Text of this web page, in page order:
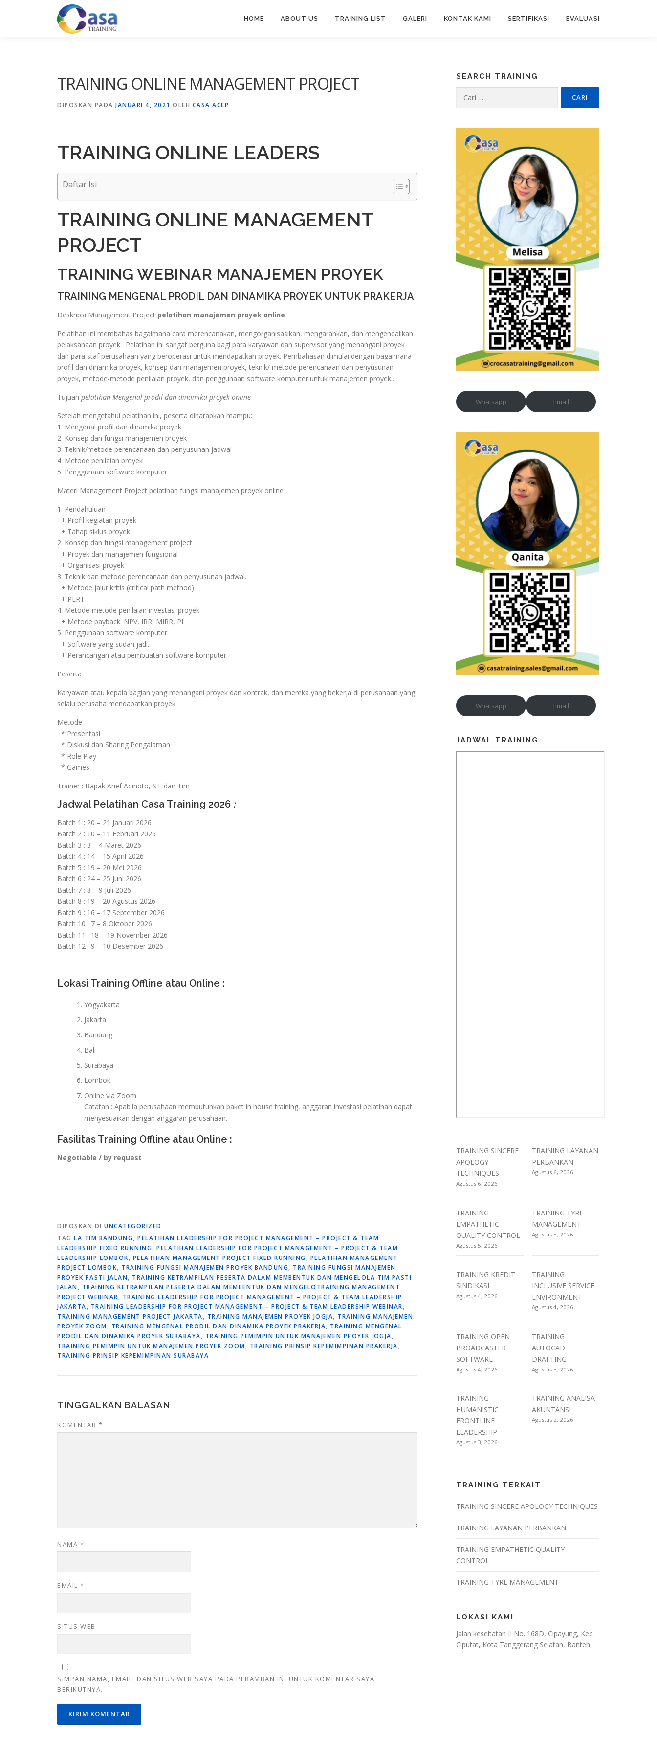
HOME ABOUT US TRAINING LIST GALERI KONTAK KAMI SERTIFIKASI EVALUASI
TRAINING ONLINE MANAGEMENT PROJECT
DIPOSKAN PADA JANUARI 4, 2021 OLEH CASA ACEP
TRAINING ONLINE LEADERS
Daftar Isi
TRAINING ONLINE MANAGEMENT
PROJECT
TRAINING WEBINAR MANAJEMEN PROYEK
TRAINING MENGENAL PRODIL DAN DINAMIKA PROYEK UNTUK PRAKERJA
Deskripsi Management Project pelatihan manajemen proyek online
Pelatihan ini membahas bagaimana cara merencanakan, mengorganisasikan, mengarahkan, dan mengendalikan
pelaksanaan proyek. Pelatihan ini sangat berguna bagi para karyawan dan supervisor yang menangani proyek
dan para staf perusahaan yang beroperasi untuk mendapatkan proyek. Pembahasan dimulai dengan bagaimana
profil dan dinamika proyek, konsep dan manajemen proyek, teknik/ metode perencanaan dan penyusunan
proyek, metode-metode penilaian proyek, dan penggunaan software komputer untuk manajemen proyek..
Tujuan pelatihan Mengenal prodil dan dinamika proyek online
Setelah mengetahui pelatihan ini, peserta diharapkan mampu:
1. Mengenal profil dan dinamika proyek
2. Konsep dan fungsi manajemen proyek
3. Teknik/metode perencanaan dan penyusunan jadwal
4. Metode penilaian proyek
5. Penggunaan software komputer
Materi Management Project pelatihan fungsi manajemen proyek online
1. Pendahuluan
+ Profil kegiatan proyek
+ Tahap siklus proyek
2. Konsep dan fungsi management project
+ Proyek dan manajemen fungsional
+ Organisasi proyek
3. Teknik dan metode perencanaan dan penyusunan jadwal.
+ Metode jalur kritis (critical path method)
+ PERT
4. Metode-metode penilaian investasi proyek
+ Metode payback. NPV, IRR, MIRR, PI.
5. Penggunaan software komputer.
+ Software yang sudah jadi.
+ Perancangan atau pembuatan software komputer.
Peserta
Karyawan atau kepala bagian yang menangani proyek dan kontrak, dan mereka yang bekerja di perusahaan yang
selalu berusaha mendapatkan proyek.
Metode
* Presentasi
* Diskusi dan Sharing Pengalaman
* Role Play
* Games
Trainer : Bapak Arief Adinoto, S.E dan Tim
Jadwal Pelatihan Casa Training 2026 :
Batch 1 : 20 – 21 Januari 2026
Batch 2 : 10 – 11 Februari 2026
Batch 3 : 3 – 4 Maret 2026
Batch 4 : 14 – 15 April 2026
Batch 5 : 19 – 20 Mei 2026
Batch 6 : 24 – 25 Juni 2026
Batch 7 : 8 – 9 Juli 2026
Batch 8 : 19 – 20 Agustus 2026
Batch 9 : 16 – 17 September 2026
Batch 10 : 7 – 8 Oktober 2026
Batch 11 : 18 – 19 November 2026
Batch 12 : 9 – 10 Desember 2026
Lokasi Training Offline atau Online :
Yogyakarta
Jakarta
Bandung
Bali
Surabaya
Lombok
Online via Zoom
Catatan : Apabila perusahaan membutuhkan paket in house training, anggaran investasi pelatihan dapat
menyesuaikan dengan anggaran perusahaan.
Fasilitas Training Offline atau Online :
Negotiable / by request
DIPOSKAN DI UNCATEGORIZED
TAG LA TIM BANDUNG, PELATIHAN LEADERSHIP FOR PROJECT MANAGEMENT – PROJECT & TEAM
LEADERSHIP FIXED RUNNING, PELATIHAN LEADERSHIP FOR PROJECT MANAGEMENT – PROJECT & TEAM
LEADERSHIP LOMBOK, PELATIHAN MANAGEMENT PROJECT FIXED RUNNING, PELATIHAN MANAGEMENT
PROJECT LOMBOK, TRAINING FUNGSI MANAJEMEN PROYEK BANDUNG, TRAINING FUNGSI MANAJEMEN
PROYEK PASTI JALAN, TRAINING KETRAMPILAN PESERTA DALAM MEMBENTUK DAN MENGELOLA TIM PASTI
JALAN, TRAINING KETRAMPILAN PESERTA DALAM MEMBENTUK DAN MENGELOTRAINING MANAGEMENT
PROJECT WEBINAR, TRAINING LEADERSHIP FOR PROJECT MANAGEMENT – PROJECT & TEAM LEADERSHIP
JAKARTA, TRAINING LEADERSHIP FOR PROJECT MANAGEMENT – PROJECT & TEAM LEADERSHIP WEBINAR,
TRAINING MANAGEMENT PROJECT JAKARTA, TRAINING MANAJEMEN PROYEK JOGJA, TRAINING MANAJEMEN
PROYEK ZOOM, TRAINING MENGENAL PRODIL DAN DINAMIKA PROYEK PRAKERJA, TRAINING MENGENAL
PRODIL DAN DINAMIKA PROYEK SURABAYA, TRAINING PEMIMPIN UNTUK MANAJEMEN PROYEK JOGJA,
TRAINING PEMIMPIN UNTUK MANAJEMEN PROYEK ZOOM, TRAINING PRINSIP KEPEMIMPINAN PRAKERJA,
TRAINING PRINSIP KEPEMIMPINAN SURABAYA
TINGGALKAN BALASAN
KOMENTAR *
NAMA *
EMAIL *
SITUS WEB
SIMPAN NAMA, EMAIL, DAN SITUS WEB SAYA PADA PERAMBAN INI UNTUK KOMENTAR SAYA
BERIKUTNYA.
SEARCH TRAINING
untuk:
Whatsapp Email
Whatsapp Email
JADWAL TRAINING
TRAINING SINCERE
APOLOGY
TECHNIQUES
Agustus 6, 2026
TRAINING LAYANAN
PERBANKAN
Agustus 6, 2026
TRAINING
EMPATHETIC
QUALITY CONTROL
Agustus 5, 2026
TRAINING TYRE
MANAGEMENT
Agustus 5, 2026
TRAINING KREDIT
SINDIKASI
Agustus 4, 2026
TRAINING
INCLUSIVE SERVICE
ENVIRONMENT
Agustus 4, 2026
TRAINING OPEN
BROADCASTER
SOFTWARE
Agustus 4, 2026
TRAINING
AUTOCAD
DRAFTING
Agustus 3, 2026
TRAINING
HUMANISTIC
FRONTLINE
LEADERSHIP
Agustus 3, 2026
TRAINING ANALISA
AKUNTANSI
Agustus 2, 2026
TRAINING TERKAIT
TRAINING SINCERE APOLOGY TECHNIQUES
TRAINING LAYANAN PERBANKAN
TRAINING EMPATHETIC QUALITY
CONTROL
TRAINING TYRE MANAGEMENT
LOKASI KAMI
Jalan kesehatan II No. 168D, Cipayung, Kec.
Ciputat, Kota Tanggerang Selatan, Banten